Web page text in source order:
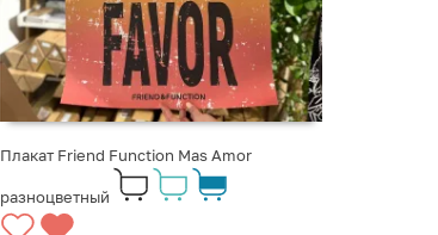
Плакат Friend Function Mas Amor
разноцветный